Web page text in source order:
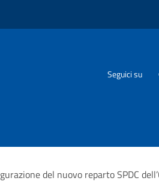
Seguici su
del nuovo reparto SPDC